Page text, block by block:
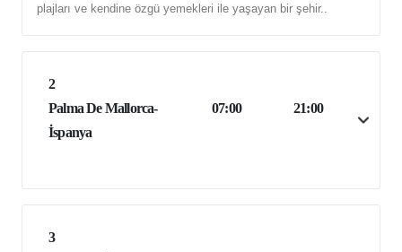
plajları ve kendine özgü yemekleri ile yaşayan bir şehir..
2
Palma De Mallorca-
İspanya
07:00 21:00
3